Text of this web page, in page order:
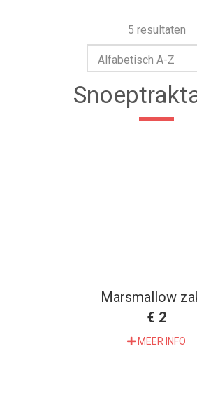
5 resultaten
Marsmallow
€ 2
MEER INFO